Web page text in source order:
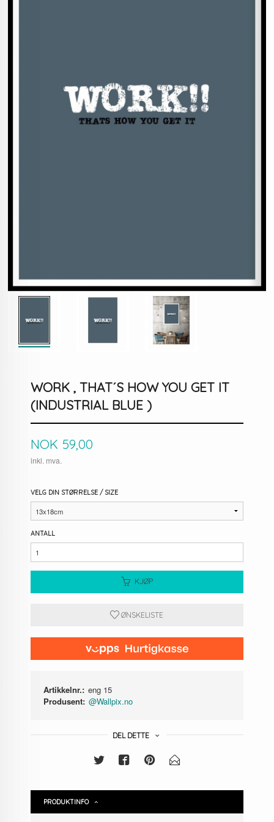
WORK , THAT´S HOW YOU GET IT
(INDUSTRIAL BLUE )
Pris
NOK 59,00
inkl. mva.
VELG DIN STØRRELSE / SIZE
ANTALL
KJØP
ØNSKELISTE
Artikkelnr.: eng 15
Produsent: @Wallpix.no
DEL DETTE
PRODUKTINFO